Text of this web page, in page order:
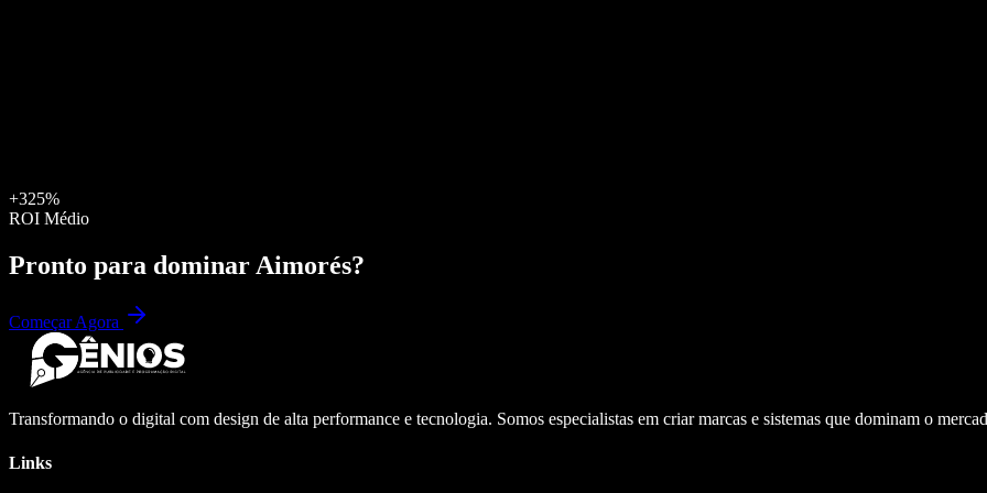
+325%
ROI Médio
Pronto para dominar Aimorés?
Começar Agora
Transformando o digital com design de alta performance e tecnologia. Somos especialistas em criar marcas e sistemas que dominam o
Links